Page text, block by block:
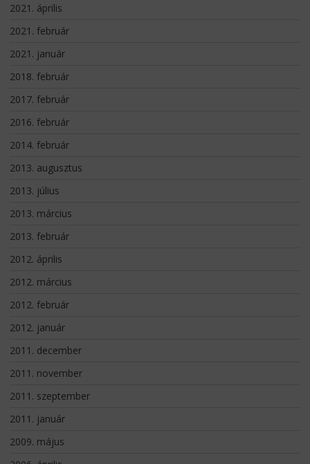
2021. április
2021. február
2021. január
2018. február
2017. február
2016. február
2014. február
2013. augusztus
2013. július
2013. március
2013. február
2012. április
2012. március
2012. február
2012. január
2011. december
2011. november
2011. szeptember
2011. január
2009. május